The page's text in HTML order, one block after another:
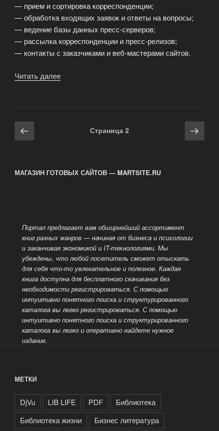
— прием и сортировка корреспонденции;
— обработка входящих заявок и ответы на вопросы;
— ведение базы данных пресс-серверов;
— рассылка корреспонденции и пресс-релизов;
— контакты с заказчиками и веб-мастерами сайтов.
Читать далее
Навигация
по
Предыдущая
страница
Страница 2
МАГАЗИН ГОТОВЫХ САЙТОВ — MARTSITE.RU
Портал предлагает вам обширнейший ассортимент
книг разных жанров — начиная от бизнеса и психологии
и заканчивая экономикой и IT-технологиями. Мы
убеждены, что любой посетитель сможет отыскать
для себя что-то увлекательное и полезное. Каждая
книга доступна для бесплатного скачивания без
необходимости регистрироваться. С помощью
интуитивно понятного поиска и структурированного
каталога вы легко регистрироваться. С помощью
интуитивно понятного поиска и структурированного
каталога вы легко и оперативно найдете нужное
издание.
МЕТКИ
DjVu LIB LIFE PDF
Библиотека
Библиотека жизни
Бизнес литература